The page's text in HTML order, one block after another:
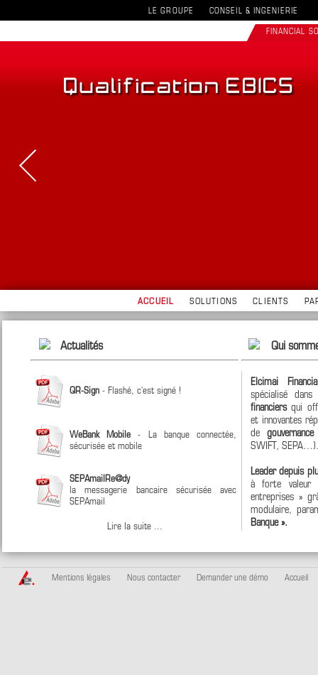
LE GROUPE CONSEIL & INGENIERIE
FINANCIAL
ACCUEIL SOLUTIONS CLIENTS
Actualités
QR-Sign - Flashé, c'est signé !
WeBank Mobile- La banque connectée,
sécurisée et mobile
SEPAmailRe@dy
la messagerie bancaire sécurisée avec
SEPAmail
Lire la suite ...
Qui
Elcimai
spécialisé
financiersqui
et innovantes
de
SWIFT, SEPA…).
Leader depuis
à forte valeur
entreprises »
modulaire,
Banque ».
Mentions légales Nous contacter Demander une démo Accueil